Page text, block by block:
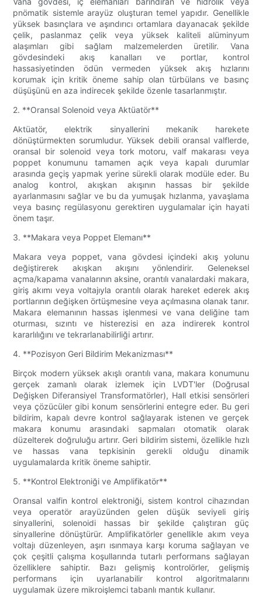
pnömatik sistemle arayüz oluşturan temel yapıdır. Genellikle
yüksek basınçlara ve aşındırıcı ortamlara dayanacak şekilde
çelik, paslanmaz çelik veya yüksek kaliteli alüminyum
alaşımları gibi sağlam malzemelerden üretilir. Vana
gövdesindeki akış kanalları ve portlar, kontrol
hassasiyetinden ödün vermeden yüksek akış hızlarını
korumak için kritik öneme sahip olan türbülans ve basınç
düşüşünü en aza indirecek şekilde özenle tasarlanmıştır.
2. **Oransal Solenoid veya Aktüatör**
Aktüatör, elektrik sinyallerini mekanik harekete
dönüştürmekten sorumludur. Yüksek debili oransal valflerde,
oransal bir solenoid veya tork motoru, valf makarası veya
poppet konumunu tamamen açık veya kapalı durumlar
arasında geçiş yapmak yerine sürekli olarak modüle eder. Bu
analog kontrol, akışkan akışının hassas bir şekilde
ayarlanmasını sağlar ve bu da yumuşak hızlanma, yavaşlama
veya basınç regülasyonu gerektiren uygulamalar için hayati
önem taşır.
3. **Makara veya Poppet Elemanı**
Makara veya poppet, vana gövdesi içindeki akış yolunu
değiştirerek akışkan akışını yönlendirir. Geleneksel
açma/kapama vanalarının aksine, orantılı vanalardaki makara,
giriş akımı veya voltajıyla orantılı olarak hareket ederek akış
portlarının değişken örtüşmesine veya açılmasına olanak tanır.
Makara elemanının hassas işlenmesi ve vana deliğine tam
oturması, sızıntı ve histerezisi en aza indirerek kontrol
kararlılığını ve tekrarlanabilirliği artırır.
4. **Pozisyon Geri Bildirim Mekanizması**
Birçok modern yüksek akışlı orantılı vana, makara konumunu
gerçek zamanlı olarak izlemek için LVDT'ler (Doğrusal
Değişken Diferansiyel Transformatörler), Hall etkisi sensörleri
veya çözücüler gibi konum sensörlerini entegre eder. Bu geri
bildirim, kapalı devre kontrol sağlayarak istenen ve gerçek
makara konumu arasındaki sapmaları otomatik olarak
düzelterek doğruluğu artırır. Geri bildirim sistemi, özellikle hızlı
ve hassas vana tepkisinin gerekli olduğu dinamik
uygulamalarda kritik öneme sahiptir.
5. **Kontrol Elektroniği ve Amplifikatör**
Oransal valfin kontrol elektroniği, sistem kontrol cihazından
veya operatör arayüzünden gelen düşük seviyeli giriş
sinyallerini, solenoidi hassas bir şekilde çalıştıran güç
sinyallerine dönüştürür. Amplifikatörler genellikle akım veya
voltajı düzenleyen, aşırı ısınmaya karşı koruma sağlayan ve
çok çeşitli çalışma koşullarında tutarlı performans sağlayan
özelliklere sahiptir. Bazı gelişmiş kontrolörler, gelişmiş
performans için uyarlanabilir kontrol algoritmalarını
uygulamak üzere mikroişlemci tabanlı mantık kullanır.